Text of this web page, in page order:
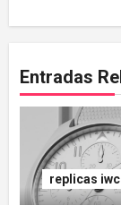
Entradas
replicas iwc